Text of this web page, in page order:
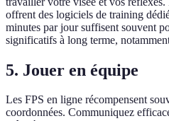
offrent des logiciels de training
minutes par jour suffisent souvent
significatifs à long terme,
5. Jouer en équipe
Les FPS en ligne récompensent
coordonnées. Communiquez